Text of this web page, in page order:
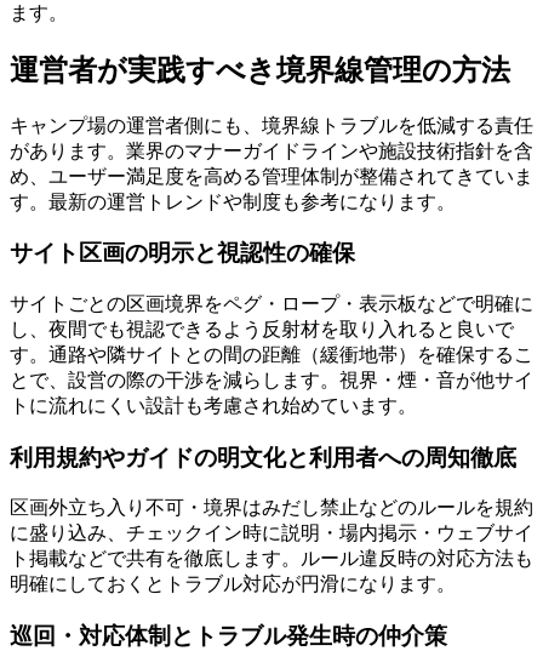
ます。
運営者が実践すべき境界線管理の方法
キャンプ場の運営者側にも、境界線トラブルを低減する責任
があります。業界のマナーガイドラインや施設技術指針を含
め、ユーザー満足度を高める管理体制が整備されてきていま
す。最新の運営トレンドや制度も参考になります。
サイト区画の明示と視認性の確保
サイトごとの区画境界をペグ・ロープ・表示板などで明確に
し、夜間でも視認できるよう反射材を取り入れると良いで
す。通路や隣サイトとの間の距離（緩衝地帯）を確保するこ
とで、設営の際の干渉を減らします。視界・煙・音が他サイ
トに流れにくい設計も考慮され始めています。
利用規約やガイドの明文化と利用者への周知徹底
区画外立ち入り不可・境界はみだし禁止などのルールを規約
に盛り込み、チェックイン時に説明・場内掲示・ウェブサイ
ト掲載などで共有を徹底します。ルール違反時の対応方法も
明確にしておくとトラブル対応が円滑になります。
巡回・対応体制とトラブル発生時の仲介策